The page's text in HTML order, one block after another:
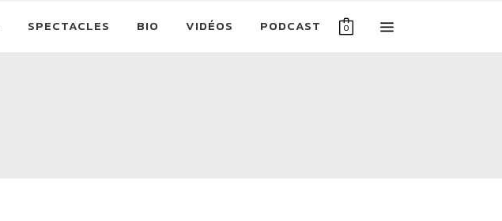
SPECTACLES BIO VIDÉOS PODCAST 0